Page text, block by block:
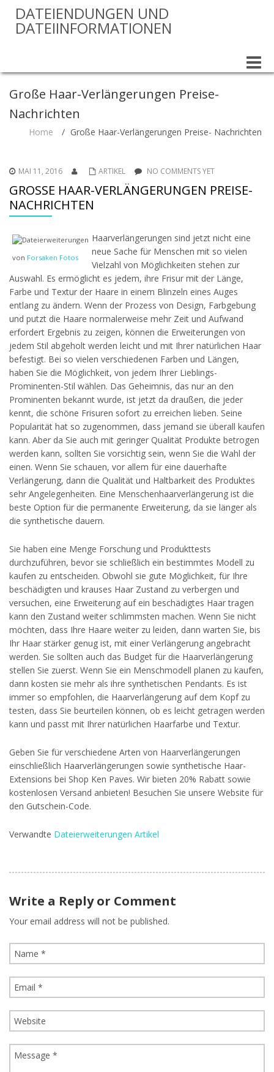
DATEIENDUNGEN UND
DATEIINFORMATIONEN
Toggle
Große Haar-Verlängerungen Preise-
Nachrichten
Home / Große Haar-Verlängerungen Preise- Nachrichten
MAI 11, 2016 ARTIKEL NO COMMENTS YET
GROSSE HAAR-VERLÄNGERUNGEN PREISE- N
ACHRICHTEN
von Forsaken Fotos
Haarverlängerungen sind jetzt nicht eine
neue Sache für Menschen mit so vielen
Vielzahl von Möglichkeiten stehen zur
Auswahl. Es ermöglicht es jedem, ihre Frisur mit der Länge,
Farbe und Textur der Haare in einem Blinzeln eines Auges
entlang zu ändern. Wenn der Prozess von Design, Farbgebung
und putzt die Haare normalerweise mehr Zeit und Aufwand
erfordert Ergebnis zu zeigen, können die Erweiterungen von
jedem Stil abgeholt werden leicht und mit Ihrer natürlichen Haar
befestigt. Bei so vielen verschiedenen Farben und Längen,
haben Sie die Möglichkeit, von jedem Ihrer Lieblings-
Prominenten-Stil wählen. Das Geheimnis, das nur an den
Prominenten bekannt wurde, ist jetzt da draußen, die jeder
kennt, die schöne Frisuren sofort zu erreichen lieben. Seine
Popularität hat so zugenommen, dass jemand sie überall kaufen
kann. Aber da Sie auch mit geringer Qualität Produkte betrogen
werden kann, sollten Sie vorsichtig sein, wenn Sie die Wahl der
einen. Wenn Sie schauen, vor allem für eine dauerhafte
Verlängerung, dann die Qualität und Haltbarkeit des Produktes
sehr Angelegenheiten. Eine Menschenhaarverlängerung ist die
beste Option für die permanente Erweiterung, da sie länger als
die synthetische dauern.
Sie haben eine Menge Forschung und Produkttests
durchzuführen, bevor sie schließlich ein bestimmtes Modell zu
kaufen zu entscheiden. Obwohl sie gute Möglichkeit, für Ihre
beschädigten und krauses Haar Zustand zu verbergen und
versuchen, eine Erweiterung auf ein beschädigtes Haar tragen
kann den Zustand weiter schlimmsten machen. Wenn Sie nicht
möchten, dass Ihre Haare weiter zu leiden, dann warten Sie, bis
Ihr Haar stärker genug ist, mit einer Verlängerung angebracht
werden. Sie sollten auch das Budget für die Haarverlängerung
stellen Sie zuerst. Wenn Sie ein Menschmodell planen zu kaufen,
dann kosten sie mehr als ihre synthetischen Pendants. Es ist
immer so empfohlen, die Haarverlängerung auf dem Kopf zu
testen, dass Sie beurteilen können, ob es leicht getragen werden
kann und passt mit Ihrer natürlichen Haarfarbe und Textur.
Geben Sie für verschiedene Arten von Haarverlängerungen
einschließlich Haarverlängerungen sowie synthetische Haar-
Extensions bei Shop Ken Paves. Wir bieten 20% Rabatt sowie
kostenlosen Versand anbieten! Besuchen Sie unsere Website für
den Gutschein-Code.
Verwandte Dateierweiterungen Artikel
Write a Reply or Comment
Your email address will not be published.